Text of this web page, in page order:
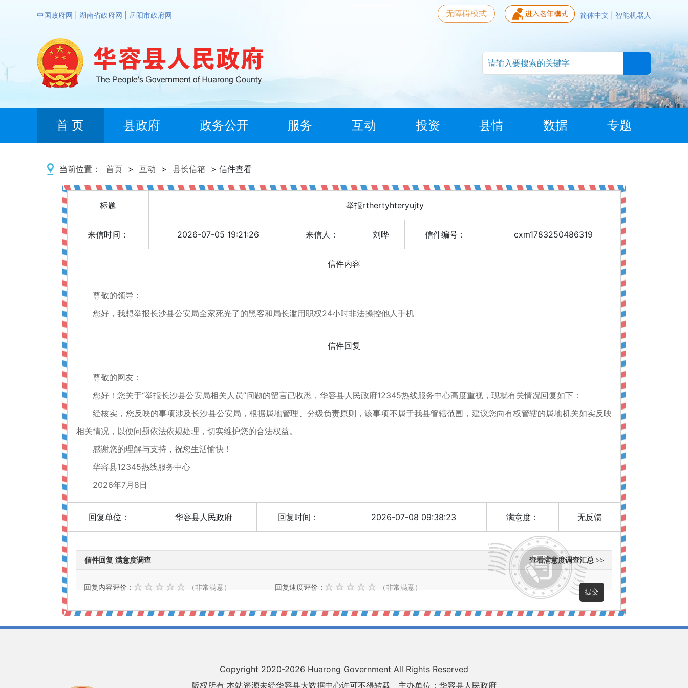
中国政府网 湖南省政府网 岳阳市政府网 简体中文 智能机器人
无障碍模式
首 页 县政府 政务公开 服务 互动 投资 县情 数据 专题
当前位置： 首页 > 互动 > 县长信箱 > 信件查看
标题 举报rthertyhteryujty
来信时间： 2026-07-05 19:21:26 来信人： 刘晔 信件编号： cxm1783250486319
信件内容
尊敬的领导：
您好，我想举报长沙县公安局全家死光了的黑客和局长滥用职权24小时非法操控他人手机
信件回复
尊敬的网友：
您好！您关于“举报长沙县公安局相关人员”问题的留言已收悉，华容县人民政府12345热线服务中心高度重视，现就有关情况回复如下：
经核实，您反映的事项涉及长沙县公安局，根据属地管理、分级负责原则，该事项不属于我县管辖范围，建议您向有权管辖的属地机关如实反映
相关情况，以便问题依法依规处理，切实维护您的合法权益。
感谢您的理解与支持，祝您生活愉快！
华容县12345热线服务中心
2026年7月8日
回复单位： 华容县人民政府 回复时间： 2026-07-08 09:38:23 满意度： 无反馈
信件回复 满意度调查 查看满意度调查汇总 >>
回复内容评价： （非常满意） 回复速度评价： （非常满意）
Copyright 2020-2026 Huarong Government All Rights Reserved
版权所有 本站资源未经华容县大数据中心许可不得转载
主办单位：华容县人民政府